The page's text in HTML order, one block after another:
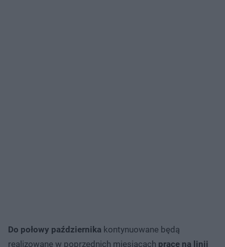
Do połowy października kontynuowane będą
realizowane w poprzednich miesiącach prace na linii